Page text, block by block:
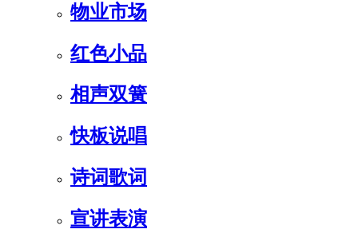
物业市场
红色小品
相声双簧
快板说唱
诗词歌词
宣讲表演